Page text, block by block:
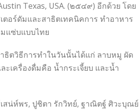
Texas, USA. (๒๕๔๙) อีกด้วย โดย
ตอร์ดัมและสาธิตเทคนิคการ ทำอาหาร
แซ่บแบบไทย
ธิตวิธีการทำในวันนั้นได้แก่ ลาบหมู ผัด
เครื่องดื่มคือ น้ำกระเจี้ยบ และน้ำ
น่ห์พร, ปูชิตา รักวิทย์, ฐาณิตฐ์ ศิวะบุณย์